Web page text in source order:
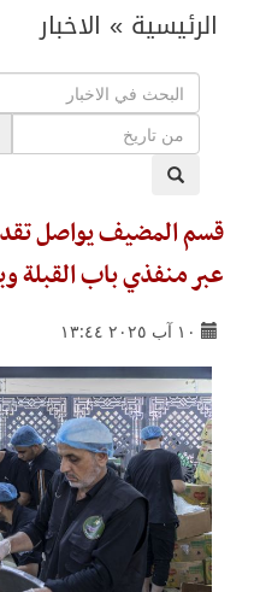
الرئيسية » الاخبار
قسم المضيف يواصل
عبر منفذي باب القبلة
١٠ آب ٢٠٢٥ ١٣:٤٤